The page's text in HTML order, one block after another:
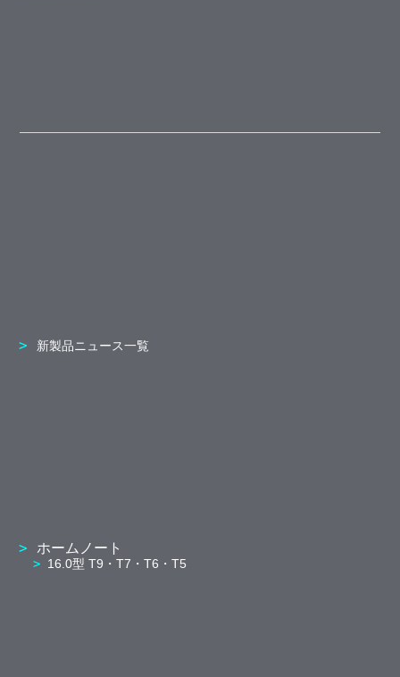
新製品ニュース一覧
ホームノート
16.0型 T9・T7・T6・T5